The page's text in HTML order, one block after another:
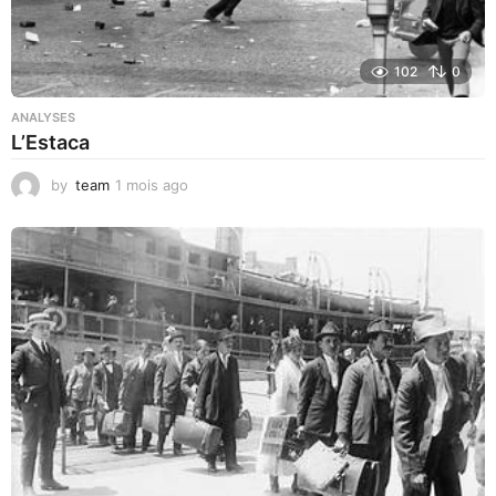
102 0
ANALYSES
L’Estaca
by team 1 mois ago
i
s
a
o